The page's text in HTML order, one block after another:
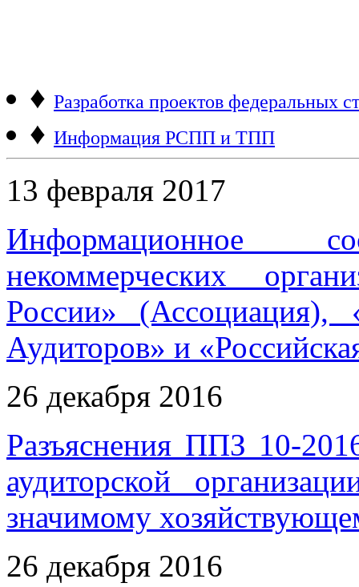
♦ Разработка проектов федеральных
♦ Информация РСПП и ТПП
13 февраля 2017
Информационное
некоммерческих
России» (Ассоциация),
Аудиторов» и
26 декабря 2016
Разъяснения ППЗ 10-
аудиторской
значимому
26 декабря 2016